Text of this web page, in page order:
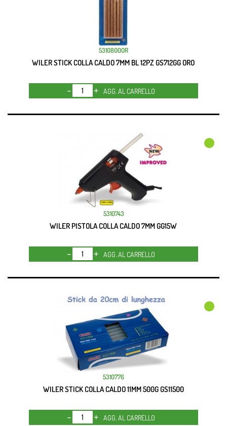
5310800OR
WILER STICK COLLA CALDO 7MM BL 12PZ GS712GG ORO
Quantità
AGG. AL CARRELLO
5310743
WILER PISTOLA COLLA CALDO 7MM GG15W
Quantità
AGG. AL CARRELLO
5310776
WILER STICK COLLA CALDO 11MM 500G GS11500
Quantità
AGG. AL CARRELLO